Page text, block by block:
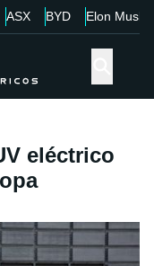
ASX BYD Elon Musk
eléctrico